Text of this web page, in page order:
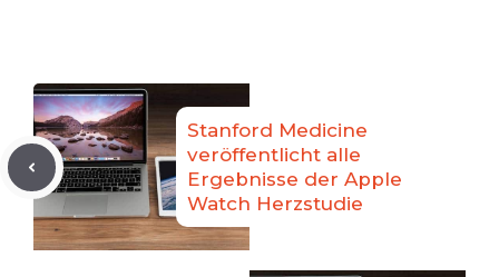
Stanford Medicine
veröffentlicht alle
Ergebnisse der Apple
Watch Herzstudie